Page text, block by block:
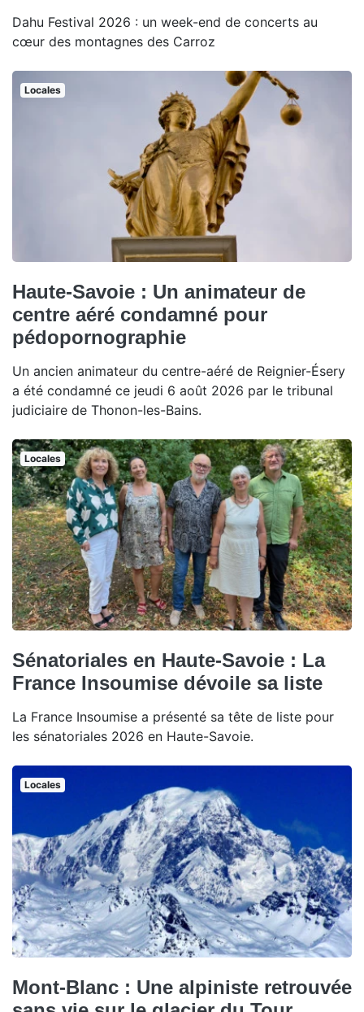
Dahu Festival 2026 : un week-end de concerts au
cœur des montagnes des Carroz
Locales
Haute-Savoie : Un animateur de
centre aéré condamné pour
pédopornographie
Un ancien animateur du centre-aéré de Reignier-Ésery
a été condamné ce jeudi 6 août 2026 par le tribunal
judiciaire de Thonon-les-Bains.
Locales
Sénatoriales en Haute-Savoie : La
France Insoumise dévoile sa liste
La France Insoumise a présenté sa tête de liste pour
les sénatoriales 2026 en Haute-Savoie.
Locales
Mont-Blanc : Une alpiniste retrouvée